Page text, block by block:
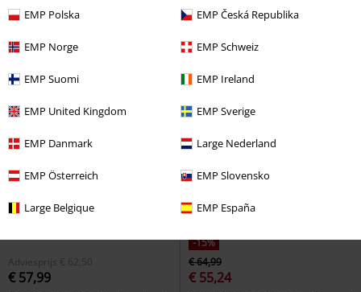
EMP Polska EMP Česká Republika
EMP Norge EMP Schweiz
EMP Suomi EMP Ireland
EMP United Kingdom EMP Sverige
EMP Danmark Large Nederland
EMP Österreich EMP Slovensko
Large Belgique EMP España
Handtas
Adviesprijs € 62,50
€ 57,99
-15%
€ 64,99
€ 55,24